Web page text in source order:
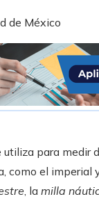
para medir
como el imperial
, la milla